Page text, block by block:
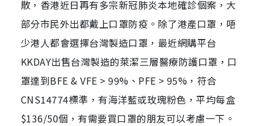
散，香港近日再有多宗新冠肺炎本地確診個案，大
部分市民外出都戴上口罩防疫。除了港產口罩，唔
少港人都會選擇台灣製造口罩，最近網購平台
KKDAY出售台灣製造的萊潔三層醫療防護口罩，口
罩達到BFE & VFE > 99%、PFE > 95%，符合
CNS14774標準，有海洋藍或玫瑰粉色，平均每盒
$136/50個，有需要買口罩的朋友可以考慮一下。